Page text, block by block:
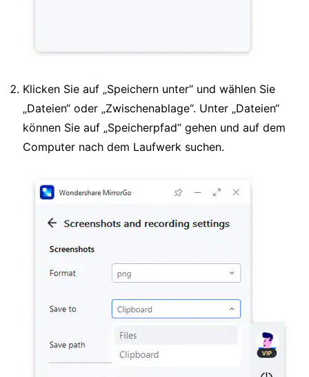
Klicken Sie auf „Speichern unter“ und wählen Sie
„Dateien“ oder „Zwischenablage“. Unter „Dateien“
können Sie auf „Speicherpfad“ gehen und auf dem
Computer nach dem Laufwerk suchen.